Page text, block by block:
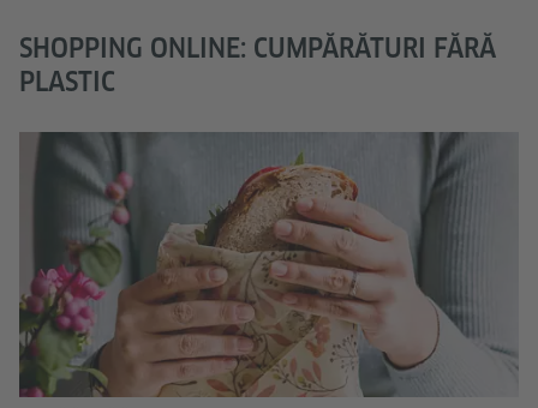
SHOPPING ONLINE: CUMPĂRĂTURI FĂRĂ
PLASTIC